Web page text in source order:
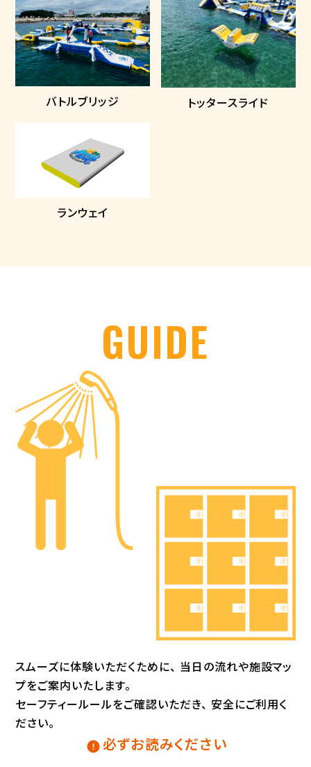
バトルブリッジ トッタースライド
ランウェイ
GUIDE
スムーズに体験いただくために、 当日の流れや施設マッ
プをご案内いたします。
セーフティールールをご確認いただき、 安全にご利用く
ださい。
必ずお読みください